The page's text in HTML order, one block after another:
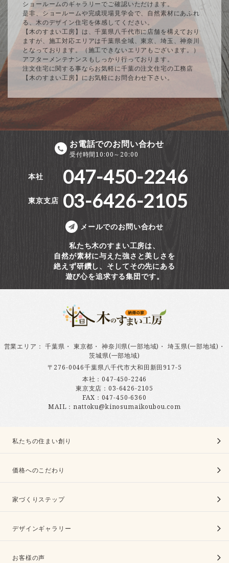
ショールームのギャラリーでご確認いただけます。
是非、ショールームや完成現場見学会で、自然素材にあふれ
る、木のデザイン住宅を体感してください。
【木のすまい工房】は、千葉県八千代市に店舗を構えており
ますが、施工対応エリアは千葉県全域、東京、埼玉、神奈川
となっております。（施工できないエリアもございます。）
アフターメンテナンスもしっかり行っております。
注文住宅に関する事ならお気軽に千葉の注文住宅の工務店
【木のすまい工房】にお気軽にお問合わせ下さい。
お電話でのお問い合わせ
受付時間10:00～20:00
本社 047-450-2246
東京支店 03-6426-2105
メールでのお問い合わせ
私たち木のすまい工房は、
自然が素材に与えた強さと美しさを
絶えず研鑽し、そしてその先にある
遊び心を追求する集団です。
営業エリア ：千葉県 ・ 東京都 ・ 神奈川県(一部地域) ・ 埼玉県(一部地域) ・
茨城県(一部地域)
〒276-0046千葉県八千代市大和田新田917-5
本社：047-450-2246
東京支店：03-6426-2105
FAX：047-450-6360
MAIL：nattoku@kinosumaikoubou.com
私たちの住まい創り
価格へのこだわり
家づくりステップ
デザインギャラリー
お客様の声